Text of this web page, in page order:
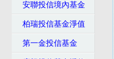
安聯投信境內基金
柏瑞投信基金淨值
第一金投信基金